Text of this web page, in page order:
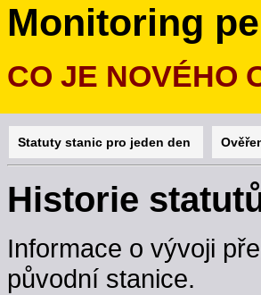
Monitoring
CO JE NOVÉHO
Statuty stanic pro jeden den
Historie
Informace o vývoji
původní stanice.